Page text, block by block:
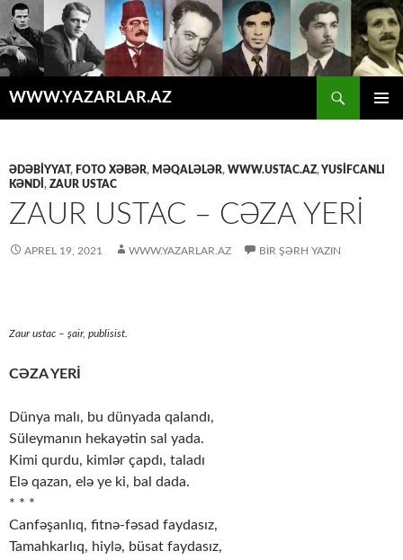
WWW.YAZARLAR.AZ
ƏDƏBİYYAT , FOTO XƏBƏR, MƏQALƏLƏR, WWW.USTAC.AZ, YUSIFCANLI
KƏNDI , ZAUR USTAC
ZAUR USTAC – CƏZA YERİ
APREL 19, 2021 WWW.YAZARLAR.AZ BIR ŞƏRH YAZIN
Zaur ustac – şair, publisist.
CƏZA YERİ
Dünya malı, bu dünyada qalandı,
Süleymanın hekayətin sal yada.
Kimi qurdu, kimlər çapdı, taladı
Elə qazan, elə ye ki, bal dada.
* * *
Canfəşanlıq, fitnə-fəsad faydasız,
Tamahkarlıq, hiylə, büsat faydasız,